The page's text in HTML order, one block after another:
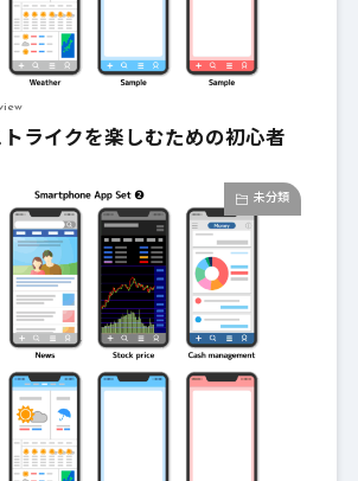
ライクを楽しむための初心者
未分類